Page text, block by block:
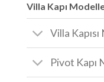
Villa Kapı
Villa
Pivot Kapı